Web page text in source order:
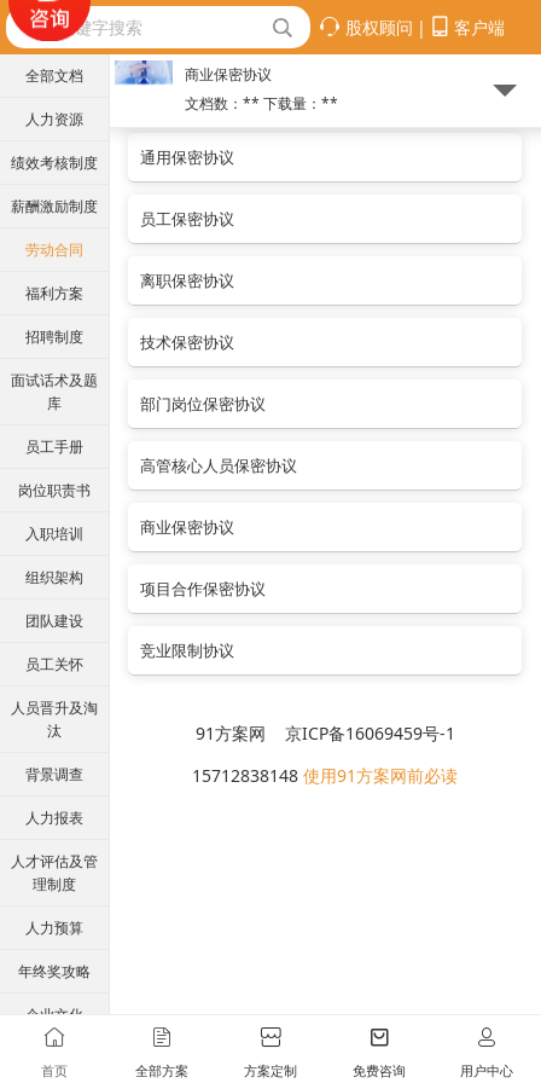
股权顾问 | 客户端
全部文档
人力资源
绩效考核制度
薪酬激励制度
劳动合同
福利方案
招聘制度
面试话术及题
库
员工手册
岗位职责书
入职培训
组织架构
团队建设
员工关怀
人员晋升及淘
汰
背景调查
人力报表
人才评估及管
理制度
人力预算
年终奖攻略
企业文化
商业保密协议
文档数：** 下载量： **
通用保密协议
员工保密协议
离职保密协议
技术保密协议
部门岗位保密协议
高管核心人员保密协议
商业保密协议
项目合作保密协议
竞业限制协议
91方案网 京ICP备16069459号-1
15712838148 使用91方案网前必读
首页 全部方案 方案定制 免费咨询 用户中心